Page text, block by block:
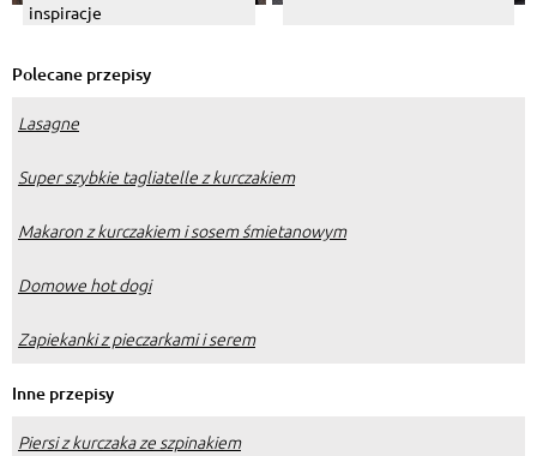
inspiracje
Polecane przepisy
Lasagne
Super szybkie tagliatelle z kurczakiem
Makaron z kurczakiem i sosem śmietanowym
Domowe hot dogi
Zapiekanki z pieczarkami i serem
Inne przepisy
Piersi z kurczaka ze szpinakiem